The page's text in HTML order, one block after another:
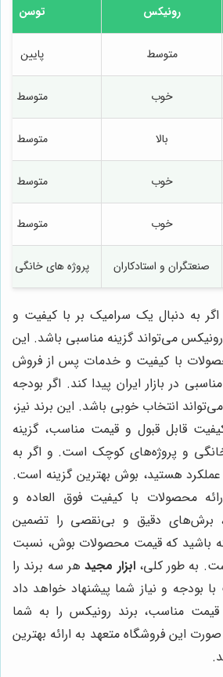
رونیکس توسن
متوسط پایین
خوب متوسط
بالا متوسط
خوب متوسط
خوب متوسط
صنعتگران و استادکاران پروژه های خانگی
اگر به دنبال یک سرامیک بر با کیفیت و
می‌تواند گزینه مناسبی باشد. این
محصولات با کیفیت و خدمات پس از فروش
در بازار ایران پیدا کند. اگر بودجه
انتخاب خوبی باشد. این برند نیز،
قابل قبول و قیمت مناسب، گزینه
و پروژه‌های کوچک است. و اگر به
عملکرد هستید، بوش بهترین گزینه است.
محصولات با کیفیت فوق العاده و
برش‌های دقیق و بی‌نقصی را تضمین
باشید که قیمت محصولات بوش، نسبت
به طور کلی،ابزار مجیدهر سه برند را
بودجه و نیاز شما پیشنهاد خواهد داد
مناسب، برند رونیکس را به شما
این فروشگاه متعهد به ارائه بهترین